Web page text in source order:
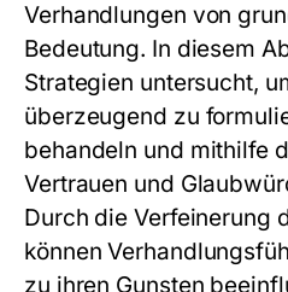
Verhandlungen von
Bedeutung. In diesem
Strategien untersucht,
überzeugend zu
behandeln und mithilfe
Vertrauen und
Durch die Verfeinerung
können
zu ihren Gunsten